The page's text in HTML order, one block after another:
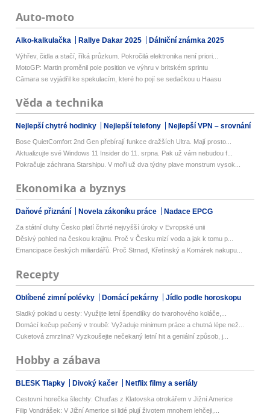
Auto-moto
Alko-kalkulačka Rallye Dakar 2025 Dálniční známka 2025
Výhřev, čidla a stačí, říká průzkum. Pokročilá elektronika není priori...
MotoGP: Martin proměnil pole position ve výhru v britském sprintu
Câmara se vyjádřil ke spekulacím, které ho pojí se sedačkou u Haasu
Věda a technika
Nejlepší chytré hodinky Nejlepší telefony Nejlepší VPN – srovnání
Bose QuietComfort 2nd Gen přebírají funkce dražších Ultra. Mají prosto...
Aktualizujte své Windows 11 Insider do 11. srpna. Pak už vám nebudou f...
Pokračuje záchrana Starshipu. V moři už dva týdny plave monstrum vysok...
Ekonomika a byznys
Daňové přiznání Novela zákoníku práce Nadace EPCG
Za státní dluhy Česko platí čtvrté nejvyšší úroky v Evropské unii
Děsivý pohled na českou krajinu. Proč v Česku mizí voda a jak k tomu p...
Emancipace českých miliardářů. Proč Strnad, Křetínský a Komárek nakupu...
Recepty
Oblíbené zimní polévky Domácí pekárny Jídlo podle horoskopu
Sladký poklad u cesty: Využijte letní špendlíky do tvarohového koláče,...
Domácí kečup pečený v troubě: Vyžaduje minimum práce a chutná lépe než...
Cuketová zmrzlina? Vyzkoušejte nečekaný letní hit a geniální způsob, j...
Hobby a zábava
BLESK Tlapky Divoký kačer Netflix filmy a seriály
Cestovní horečka šlechty: Chuďas z Klatovska otrokářem v Jižní Americe
Filip Vondrášek: V Jižní Americe si lidé plují životem mnohem lehčeji,...